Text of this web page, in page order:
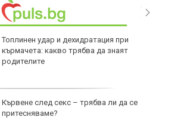
Топлинен удар и дехидратация при
кърмачета: какво трябва да знаят
родителите
Кървене след секс – трябва ли да се
притесняваме?